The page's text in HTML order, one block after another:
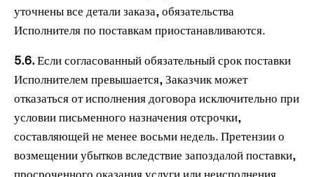
уточнены все детали заказа, обязательства
Исполнителя по поставкам приостанавливаются.
5.6. Если согласованный обязательный срок поставки
Исполнителем превышается, Заказчик может
отказаться от исполнения договора исключительно при
условии письменного назначения отсрочки,
составляющей не менее восьми недель. Претензии о
возмещении убытков вследствие запоздалой поставки,